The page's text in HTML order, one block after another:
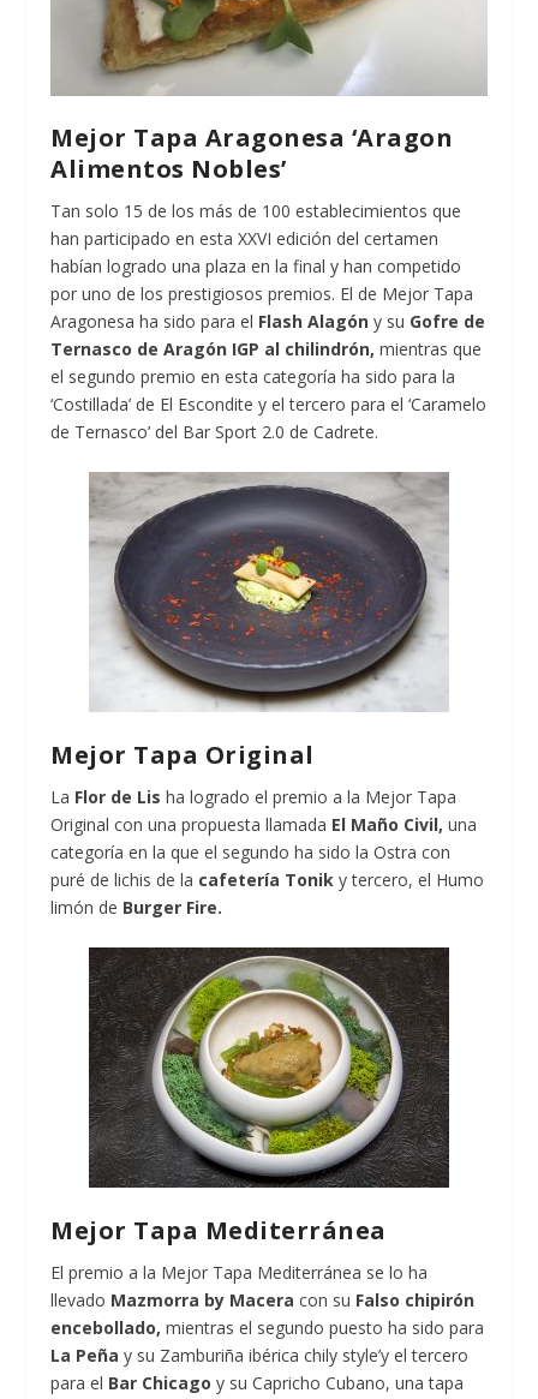
Mejor Tapa Aragonesa ‘Aragon
Alimentos Nobles’
Tan solo 15 de los más de 100 establecimientos que
han participado en esta XXVI edición del certamen
habían logrado una plaza en la final y han competido
por uno de los prestigiosos premios. El de Mejor Tapa
Aragonesa ha sido para el Flash Alagón y su Gofre de
Ternasco de Aragón IGP al chilindrón, mientras que
el segundo premio en esta categoría ha sido para la
‘Costillada’ de El Escondite y el tercero para el ‘Caramelo
de Ternasco’ del Bar Sport 2.0 de Cadrete.
Mejor Tapa Original
La Flor de Lis ha logrado el premio a la Mejor Tapa
Original con una propuesta llamada El Maño Civil, una
categoría en la que el segundo ha sido la Ostra con
puré de lichis de la cafetería Tonik y tercero, el Humo
limón de Burger Fire.
Mejor Tapa Mediterránea
El premio a la Mejor Tapa Mediterránea se lo ha
llevado Mazmorra by Macera con su Falso chipirón
encebollado, mientras el segundo puesto ha sido para
La Peña y su Zamburiña ibérica chily style’y el tercero
para el Bar Chicago y su Capricho Cubano, una tapa